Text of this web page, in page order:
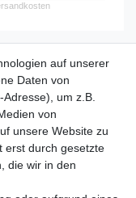
auf unserer
Daten von
um z.B.
von
unsere Website zu
erst durch gesetzte
die wir in den